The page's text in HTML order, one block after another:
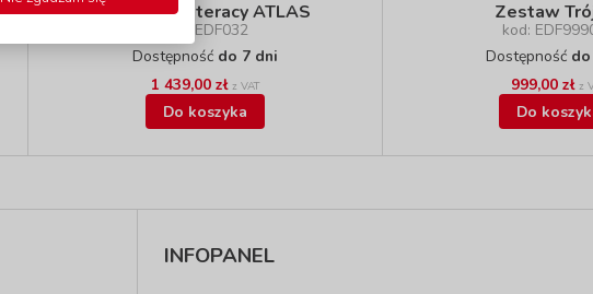
Zestaw materacy ATLAS
kod: EDF032
Dostępność do 7 dni
1 439,00 zł z VAT
Do koszyka
Zestaw
kod:
Dostępność
999,00 zł z
Do
INFOPANEL